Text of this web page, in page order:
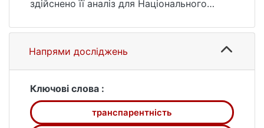
здійснено її аналіз для Національного
індексного методу. Подано результати
кількісного аналізу розкриття інформації
Національного банку України, центральних
особливості комунікацій Національного
банку України в процесі трансформації
монетарного режиму.
Напрями досліджень
Ключові слова :
транспарентність